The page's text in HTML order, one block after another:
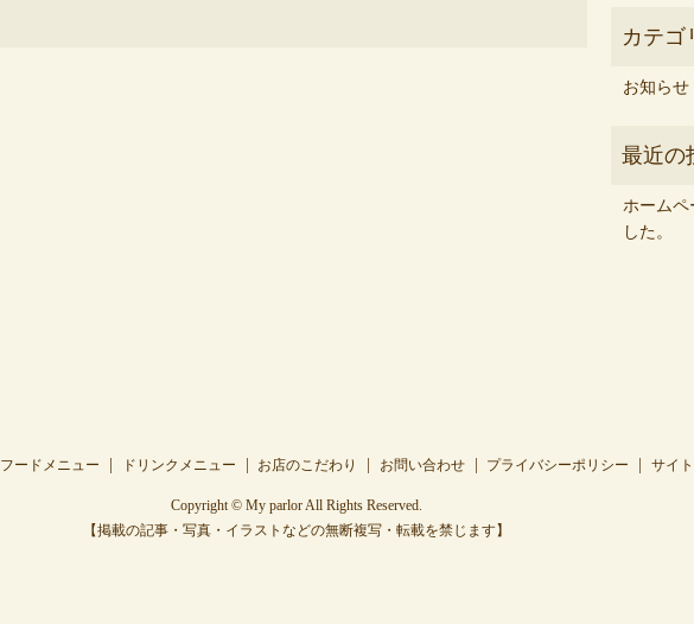
お知らせ
ホームペ
した。
フードメニュー ドリンクメニュー お店のこだわり お問い合わせ プライバシーポリシー サイ
Copyright © My parlor All Rights Reserved.
【掲載の記事・写真・イラストなどの無断複写・転載を禁じます】